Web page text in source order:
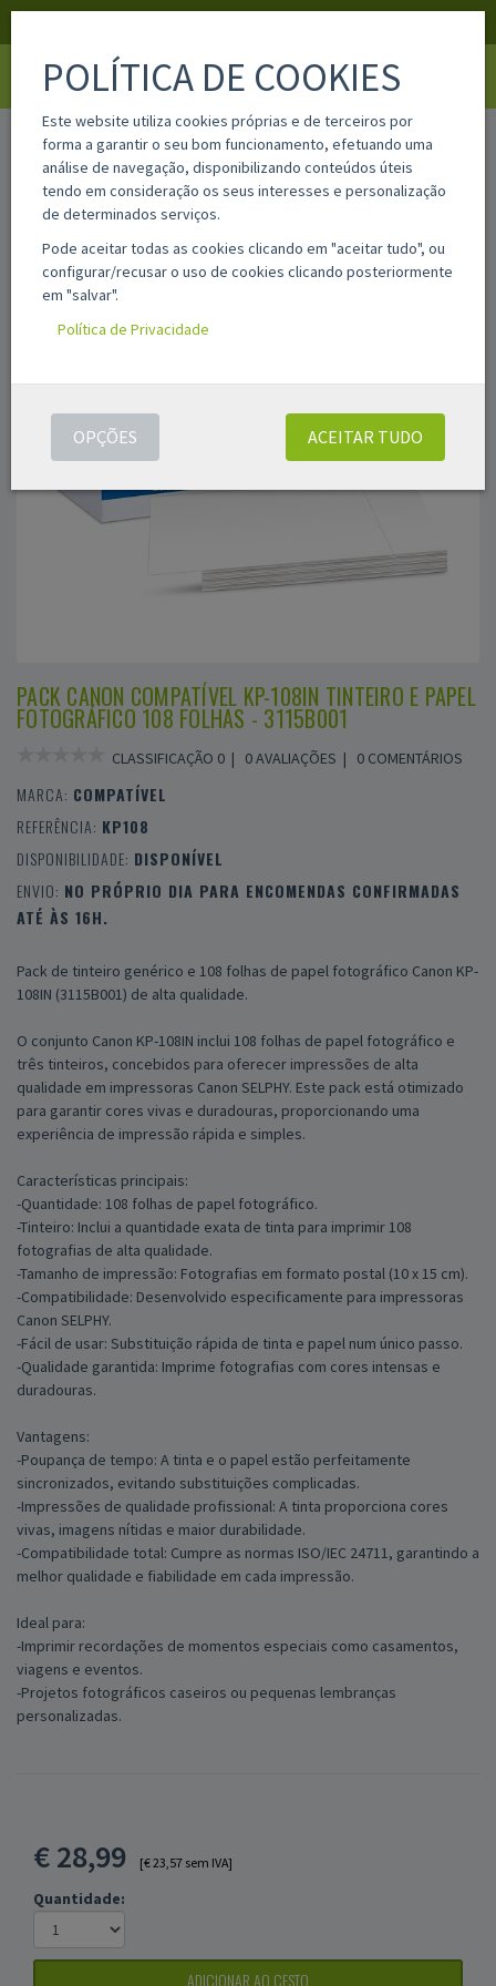
home kp108
PACK CANON COMPATÍVEL KP-108IN TINTEIRO E PAPEL
FOTOGRÁFICO 108 FOLHAS - 3115B001
CLASSIFICAÇÃO 0 | 0 AVALIAÇÕES | 0 COMENTÁRIOS
MARCA: COMPATÍVEL
REFERÊNCIA: KP108
DISPONIBILIDADE: DISPONÍVEL
ENVIO: NO PRÓPRIO DIA PARA ENCOMENDAS CONFIRMADAS
ATÉ ÀS 16H.
Pack de tinteiro genérico e 108 folhas de papel fotográfico Canon KP-
108IN (3115B001) de alta qualidade.
O conjunto Canon KP-108IN inclui 108 folhas de papel fotográfico e
três tinteiros, concebidos para oferecer impressões de alta
qualidade em impressoras Canon SELPHY. Este pack está otimizado
para garantir cores vivas e duradouras, proporcionando uma
experiência de impressão rápida e simples.
Características principais:
-Quantidade: 108 folhas de papel fotográfico.
-Tinteiro: Inclui a quantidade exata de tinta para imprimir 108
fotografias de alta qualidade.
-Tamanho de impressão: Fotografias em formato postal (10 x 15 cm).
-Compatibilidade: Desenvolvido especificamente para impressoras
Canon SELPHY.
-Fácil de usar: Substituição rápida de tinta e papel num único passo.
-Qualidade garantida: Imprime fotografias com cores intensas e
duradouras.
Vantagens:
-Poupança de tempo: A tinta e o papel estão perfeitamente
sincronizados, evitando substituições complicadas.
-Impressões de qualidade profissional: A tinta proporciona cores
vivas, imagens nítidas e maior durabilidade.
-Compatibilidade total: Cumpre as normas ISO/IEC 24711, garantindo a
melhor qualidade e fiabilidade em cada impressão.
Ideal para:
-Imprimir recordações de momentos especiais como casamentos,
viagens e eventos.
-Projetos fotográficos caseiros ou pequenas lembranças
personalizadas.
€28,99 [€ 23,57 sem IVA]
Quantidade:
ADICIONAR AO CESTO
POLÍTICA DE COOKIES
Este website utiliza cookies próprias e de terceiros por
forma a garantir o seu bom funcionamento, efetuando uma
análise de navegação, disponibilizando conteúdos úteis
tendo em consideração os seus interesses e personalização
de determinados serviços.
Pode aceitar todas as cookies clicando em "aceitar tudo", ou
configurar/recusar o uso de cookies clicando posteriormente
em "salvar".
Política de Privacidade
ACEITAR TUDO
OPÇÕES